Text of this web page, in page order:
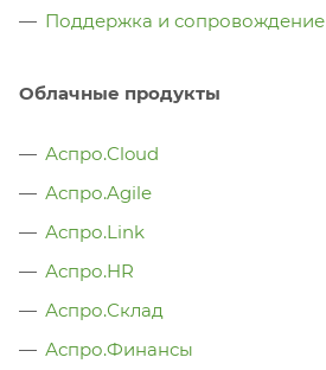
Поддержка и сопровождение
Облачные продукты
Аспро.Cloud
Аспро.Agile
Аспро.Link
Аспро.HR
Аспро.Склад
Аспро.Финансы